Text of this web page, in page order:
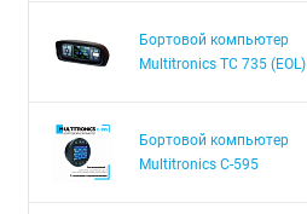
Бортовой компьютер
Multitronics TC 735 (EOL)
Бортовой компьютер
Multitronics С-595